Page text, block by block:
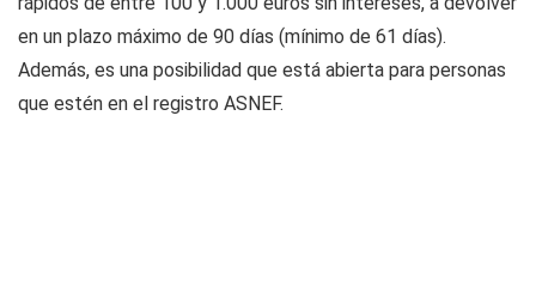
en un plazo máximo de 90 días (mínimo de 61 días).
Además, es una posibilidad que está abierta para personas
que estén en el registro ASNEF.